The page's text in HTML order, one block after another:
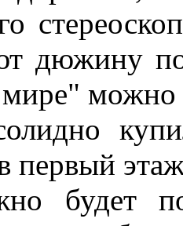
дюжину
можно
первый